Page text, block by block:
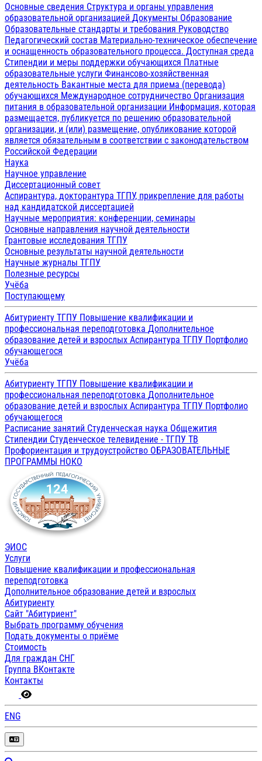
Основные сведения Структура и органы управления
образовательной организацией Документы Образование
Образовательные стандарты и требования Руководство
Педагогический состав Материально-техническое обеспечение
и оснащенность образовательного процесса. Доступная среда
Стипендии и меры поддержки обучающихся Платные
образовательные услуги Финансово-хозяйственная
деятельность Вакантные места для приема (перевода)
обучающихся Международное сотрудничество Организация
питания в образовательной организации Информация, которая
размещается, публикуется по решению образовательной
организации, и (или) размещение, опубликование которой
является обязательным в соответствии с законодательством
Российской Федерации
Наука
Научное управление
Диссертационный совет
Аспирантура, докторантура ТГПУ, прикрепление для работы
над кандидатской диссертацией
Научные мероприятия: конференции, семинары
Основные направления научной деятельности
Грантовые исследования ТГПУ
Основные результаты научной деятельности
Научные журналы ТГПУ
Полезные ресурсы
Учёба
Поступающему
Абитуриенту ТГПУ Повышение квалификации и
профессиональная переподготовка Дополнительное
образование детей и взрослых Аспирантура ТГПУ Портфолио
обучающегося
Учёба
Абитуриенту ТГПУ Повышение квалификации и
профессиональная переподготовка Дополнительное
образование детей и взрослых Аспирантура ТГПУ Портфолио
обучающегося
Расписание занятий Студенческая наука Общежития
Стипендии Студенческое телевидение - ТГПУ ТВ
Профориентация и трудоустройство ОБРАЗОВАТЕЛЬНЫЕ
ПРОГРАММЫ НОКО
ЭИОС
Услуги
Повышение квалификации и профессиональная
переподготовка
Дополнительное образование детей и взрослых
Абитуриенту
Сайт "Абитуриент"
Выбрать программу обучения
Подать документы о приёме
Стоимость
Для граждан СНГ
Группа ВКонтакте
Контакты
ENG